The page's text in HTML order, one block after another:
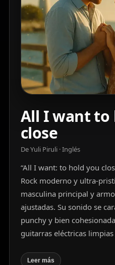
All I want to
close
De Yuli Piruli · Inglés
“All I want: to hold you
Rock moderno y ultra-
masculina principal y
ajustadas. Su sonido se
punchy y bien
guitarras eléctricas
sintetizador brillante que
Leer más